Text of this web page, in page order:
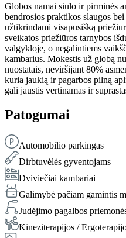
Globos namai siūlo ir pirminės
bendrosios praktikos slaugos
užtikrindami visapusišką
sveikatos priežiūros tarnybos
valgykloje, o negalintiems
kambarius. Mokestis už globą
nuostatais, neviršijant 80%
kuria jaukią ir pagarbos pilną
gali jaustis vertinamas ir
Patogumai
Automobilio parkingas
Dirbtuvėlės gyventojams
Dviviečiai kambariai
Galimybė pačiam gamintis
Judėjimo pagalbos
Kineziterapijos /